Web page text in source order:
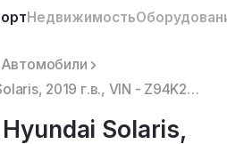
Недвижимость
Автомобили
Автомобиль Hyundai Solaris, 2019 г.в., VIN - Z94K241CBLR151513
Solaris,